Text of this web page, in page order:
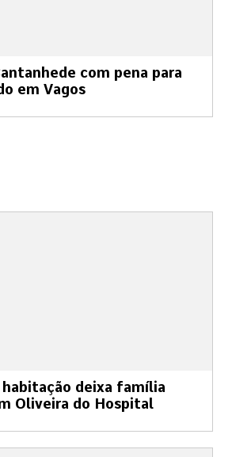
com pena para
em Vagos
deixa família
Oliveira do Hospital